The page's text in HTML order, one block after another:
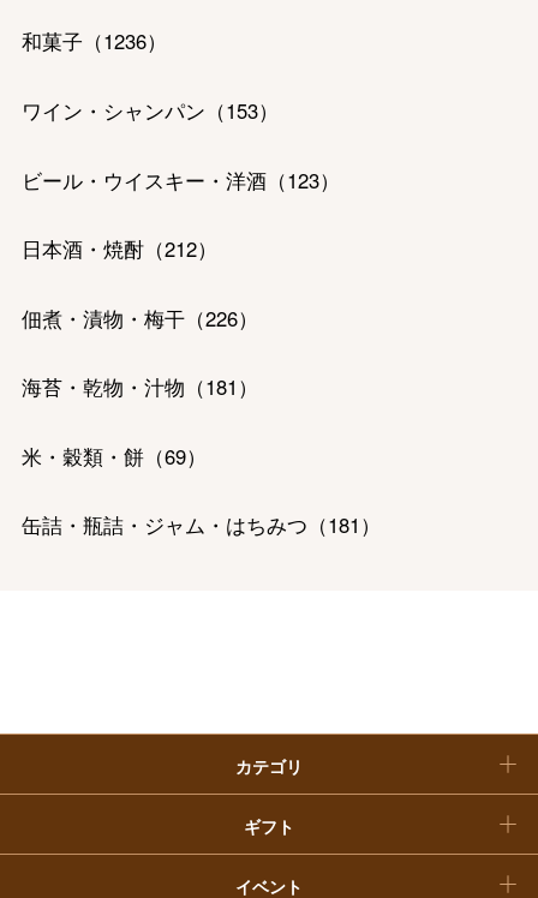
和菓子 （1236）
ワイン・シャンパン （153）
ビール・ウイスキー・洋酒（123）
日本酒・焼酎（212）
佃煮・漬物・梅干（226）
海苔・乾物・汁物 （181 ）
米・穀類・餅（69）
缶詰・瓶詰・ジャム・はちみつ （181 ）
惣菜・弁当・鍋（823）
コーヒー・紅茶・日本茶・ドリンク（401）
カテゴリ
ビューティー
ファッション
ホーム＆インテリア
ベビー＆キッズ
ギフト
大丸・松坂屋のギフト
出産内祝い
お香典返し
イベント
敬老の日
福袋